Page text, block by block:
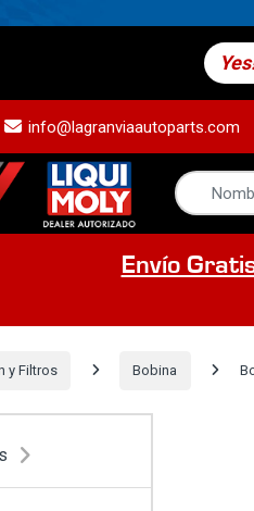
info@lagranviaautoparts.com
Envío
y Filtros Bobina